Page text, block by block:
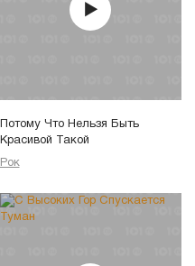
Потому Что Нельзя Быть
Красивой Такой
Рок